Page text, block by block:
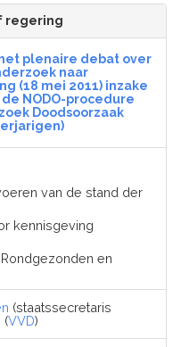
regering
plenaire debat over
naar
(18 mei 2011) inzake
NODO-procedure
Doodsoorzaak
van de stand der
kennisgeving
en
(staatssecretaris
(VVD)